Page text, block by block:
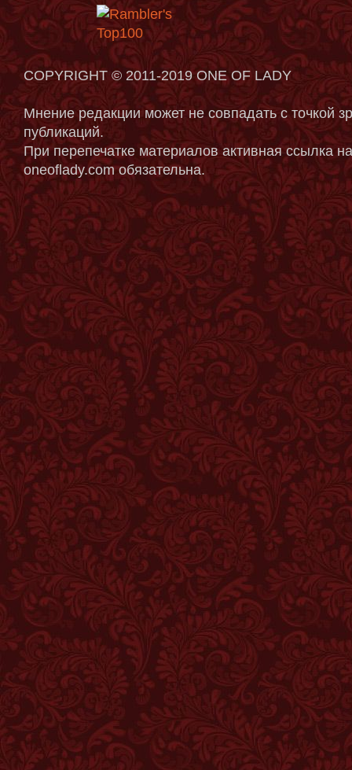
COPYRIGHT © 2011-2019 ONE OF LADY
Мнение редакции может не совпадать с точкой
публикаций.
При перепечатке материалов активная ссылка
oneoflady.com обязательна.